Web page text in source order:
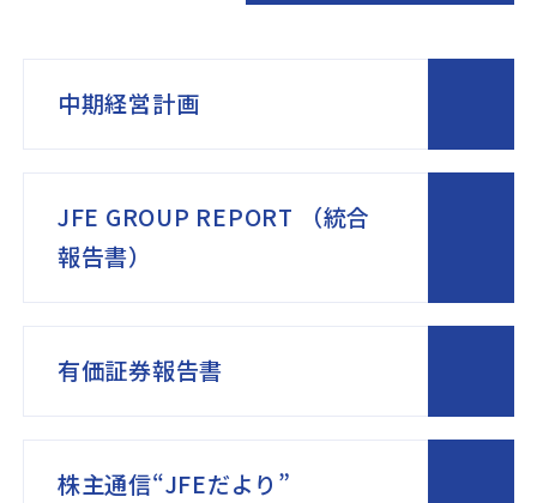
中期経営計画
JFE GROUP REPORT （統合
報告書）
有価証券報告書
株主通信“JFEだより”